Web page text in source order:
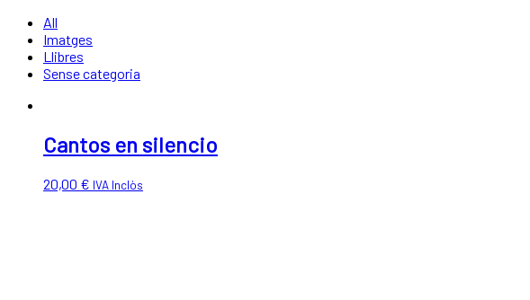
All
Imatges
Llibres
Sense categoria
Cantos en silencio
20,00 € IVA Inclòs